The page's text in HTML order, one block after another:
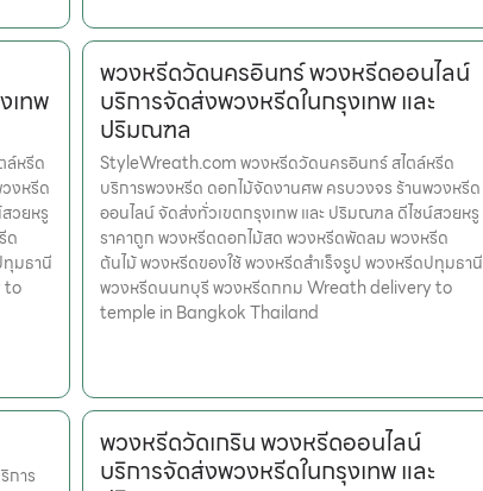
เทพ
ล์หรีด
งหรีด
วยหรู
ด
ทุมธานี
to
พวงหรีดวัดนครอินทร์ พวงหรีดออนไลน์
บริการจัดส่งพวงหรีดในกรุงเทพ และ
ปริมณฑล
StyleWreath.com พวงหรีดวัดนครอินทร์ สไตล์หรีด
บริการพวงหรีด ดอกไม้จัดงานศพ ครบวงจร ร้านพวงหรีด
ออนไลน์ จัดส่งทั่วเขตกรุงเทพ และ ปริมณฑล ดีไซน์สวยหรู
ราคาถูก พวงหรีดดอกไม้สด พวงหรีดพัดลม พวงหรีด
ต้นไม้ พวงหรีดของใช้ พวงหรีดสำเร็จรูป พวงหรีดปทุมธานี
พวงหรีดนนทบุรี พวงหรีดกทม Wreath delivery to
temple in Bangkok Thailand
การ
พวงหรีดวัดเกริน พวงหรีดออนไลน์
บริการจัดส่งพวงหรีดในกรุงเทพ และ